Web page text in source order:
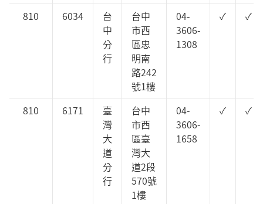
810 6034
台
中
分
行
台中
市西
區忠
明南
路242
號1樓
04-
3606-
1308
✓ ✓
810 6171
臺
灣
大
道
分
行
台中
市西
區臺
灣大
道2段
570號
1樓
04-
3606-
1658
✓ ✓